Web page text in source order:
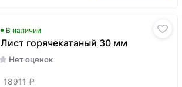
В наличии
Лист горячекатаный 30 мм
Нет оценок
18911 ₽